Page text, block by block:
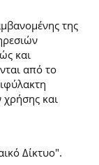
της
και
από το
και
Δίκτυο".